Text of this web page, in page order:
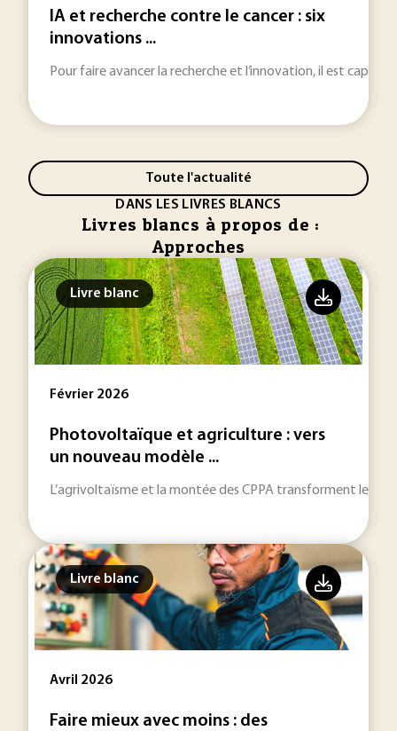
IA et recherche contre le cancer : six
innovations ...
Pour faire avancer la recherche et l’innovation, il est
Toute l'actualité
DANS LES LIVRES BLANCS
Livres blancs à propos de :
Approches
Livre blanc
Février 2026
Photovoltaïque et agriculture : vers
un nouveau modèle ...
L’agrivoltaïsme et la montée des CPPA transforment les
Livre blanc
Avril 2026
Faire mieux avec moins : des